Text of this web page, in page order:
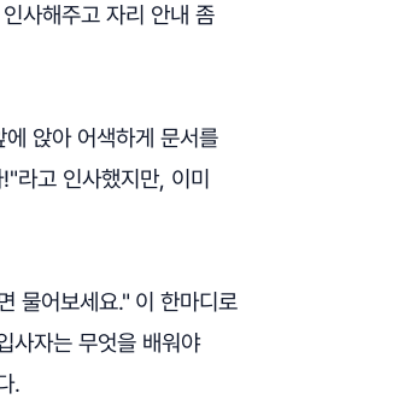
사해주고 자리 안내 좀
앉아 어색하게 문서를
라고 인사했지만, 이미
물어보세요." 이 한마디로
사자는 무엇을 배워야
.